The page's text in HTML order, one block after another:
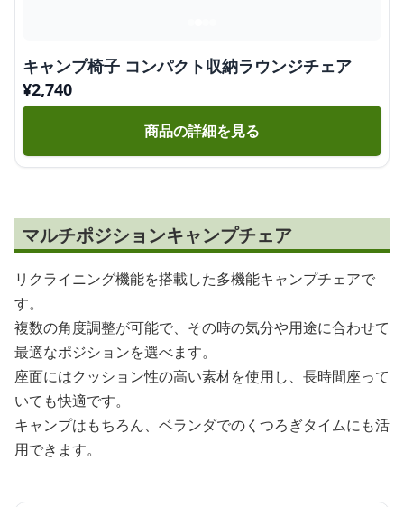
キャンプ椅子 コンパクト収納ラウンジチェア
¥2,740
商品の詳細を見る
マルチポジションキャンプチェア
リクライニング機能を搭載した多機能キャンプチェアで
す。
複数の角度調整が可能で、その時の気分や用途に合わせて
最適なポジションを選べます。
座面にはクッション性の高い素材を使用し、長時間座って
いても快適です。
キャンプはもちろん、ベランダでのくつろぎタイムにも活
用できます。